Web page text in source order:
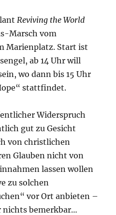
Reviving the World
Marsch vom
Marienplatz. Start ist
ab 14 Uhr will
wo dann bis 15 Uhr
stattfindet.
Widerspruch
gut zu Gesicht
von christlichen
Glauben nicht von
lassen wollen
zu solchen
vor Ort anbieten –
nichts bemerkbar…